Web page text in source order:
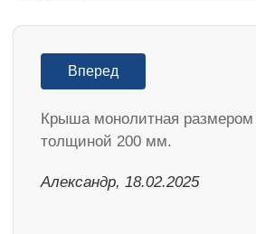
Вперед
Крыша монолитная размером
толщиной 200 мм.
Александр, 18.02.2025